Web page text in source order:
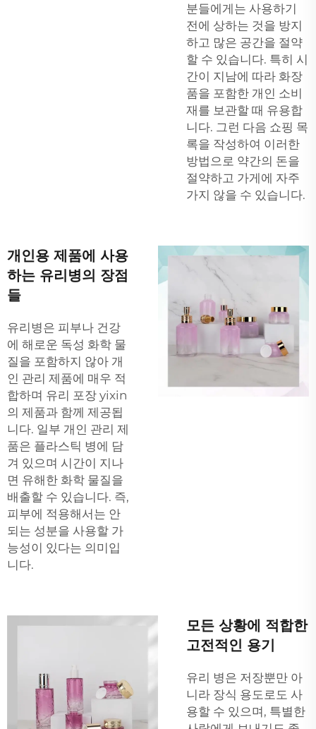
분들에게는 사용하기
전에 상하는 것을 방지
하고 많은 공간을 절약
할 수 있습니다. 특히 시
간이 지남에 따라 화장
품을 포함한 개인 소비
재를 보관할 때 유용합
니다. 그런 다음 쇼핑 목
록을 작성하여 이러한
방법으로 약간의 돈을
절약하고 가게에 자주
가지 않을 수 있습니다.
개인용 제품에 사용
하는 유리병의 장점
들
유리병은 피부나 건강
에 해로운 독성 화학 물
질을 포함하지 않아 개
인 관리 제품에 매우 적
합하며 유리 포장 yixin
의 제품과 함께 제공됩
니다. 일부 개인 관리 제
품은 플라스틱 병에 담
겨 있으며 시간이 지나
면 유해한 화학 물질을
배출할 수 있습니다. 즉,
피부에 적용해서는 안
되는 성분을 사용할 가
능성이 있다는 의미입
니다.
모든 상황에 적합한
고전적인 용기
유리 병은 저장뿐만 아
니라 장식 용도로도 사
용할 수 있으며, 특별한